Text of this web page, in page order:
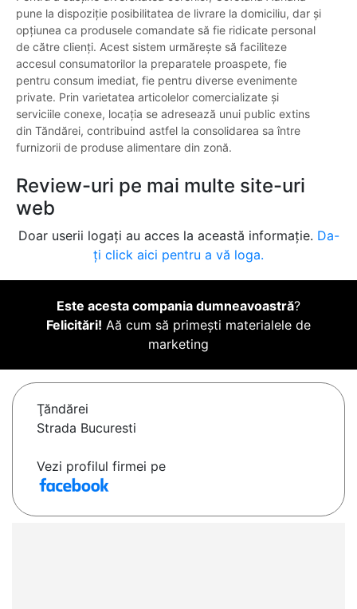
pune la dispoziție posibilitatea de livrare la domiciliu, dar și
opțiunea ca produsele comandate să fie ridicate personal
de către clienți. Acest sistem urmărește să faciliteze
accesul consumatorilor la preparatele proaspete, fie
pentru consum imediat, fie pentru diverse evenimente
private. Prin varietatea articolelor comercializate și
serviciile conexe, locația se adresează unui public extins
din Tăndărei, contribuind astfel la consolidarea sa între
furnizorii de produse alimentare din zonă.
Review-uri pe mai multe site-uri
web
Doar userii logați au acces la această informație. Da-
ți click aici pentru a vă loga.
Este acesta compania dumneavoastră?
Felicitări! Aă cum să primești materialele de
marketing
Ţăndărei
Strada Bucuresti
Vezi profilul firmei pe